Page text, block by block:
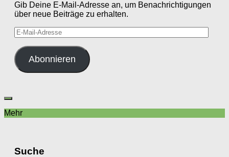
Gib Deine E-Mail-Adresse an, um Benachrichtigungen
über neue Beiträge zu erhalten.
E-
Mail-
Adresse
Abonnieren
Mehr
Suche